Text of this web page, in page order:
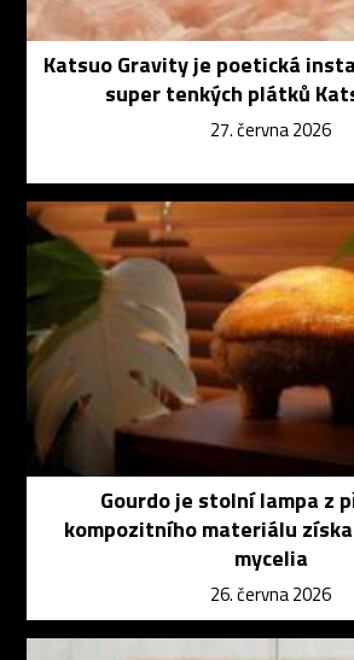
Katsuo Gravity je poetická
super tenkých plátků
27. června 2026
Gourdo je stolní lampa z
kompozitního materiálu
mycelia
26. června 2026